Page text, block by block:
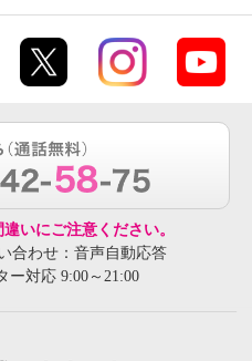
いにご注意ください。
合わせ：音声自動応答
ー対応 9:00～21:00